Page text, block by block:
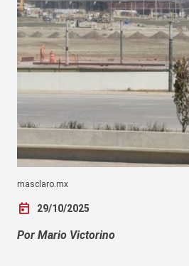
masclaro.mx
today 29/10/2025
Por Mario Victorino